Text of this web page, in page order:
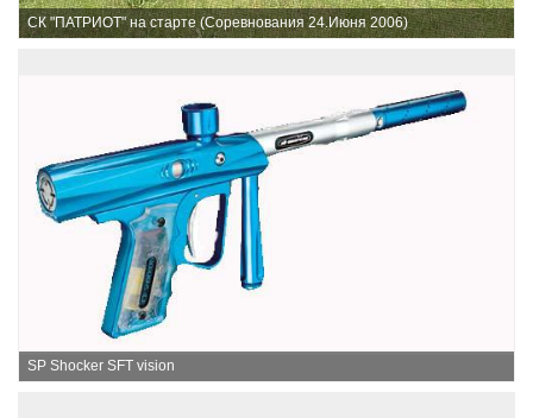
СК "ПАТРИОТ" на старте (Соревнования 24.Июня 2006)
SP Shocker SFT vision